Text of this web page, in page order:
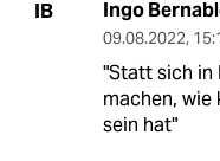
IB Ingo
09.08.2022,
"Statt sich in
machen, wie
sein hat"